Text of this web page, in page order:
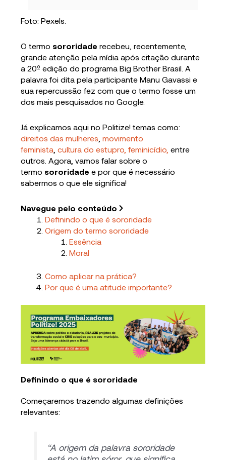
Foto: Pexels.
O termo sororidade recebeu, recentemente,
grande atenção pela mídia após citação durante
a 20º edição do programa Big Brother Brasil. A
palavra foi dita pela participante Manu Gavassi e
sua repercussão fez com que o termo fosse um
dos mais pesquisados no Google.
Já explicamos aqui no Politize! temas como:
direitos das mulheres ,movimento
feminista ,cultura do estupro, feminicídio, entre
outros. Agora, vamos falar sobre o
termo sororidade e por que é necessário
sabermos o que ele significa!
Navegue pelo conteúdo
Definindo o que é sororidade
Origem do termo sororidade
Essência
Moral
Como aplicar na prática?
Por que é uma atitude importante?
Definindo o que é sororidade
Começaremos trazendo algumas definições
relevantes:
“A origem da palavra sororidade